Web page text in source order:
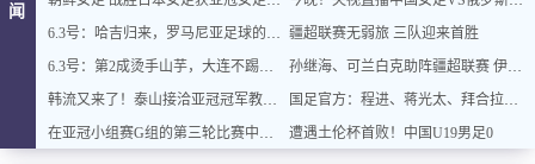
闻
6.3号：哈吉归来，罗马尼亚足球的25年之痒能解么？
6.3号：第2成烫手山芋，大连不踢亚冠阿奇+马莱莱没必要换练好新星更重要
韩流又来了！泰山接洽亚冠冠军教头，资历与名气全面压过徐正源
在亚冠小组赛G组的第三轮比赛中，山东泰山客场挑战韩国球队仁
疆超联赛无弱旅 三队迎来首胜
孙继海、可兰白克助阵疆超联赛 伊犁队遭遇世界波绝平
国足官方：程进、蒋光太、拜合拉木受伤 补招高天意
遭遇土伦杯首败！中国U19男足0